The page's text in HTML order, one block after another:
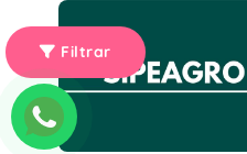
Filtrar